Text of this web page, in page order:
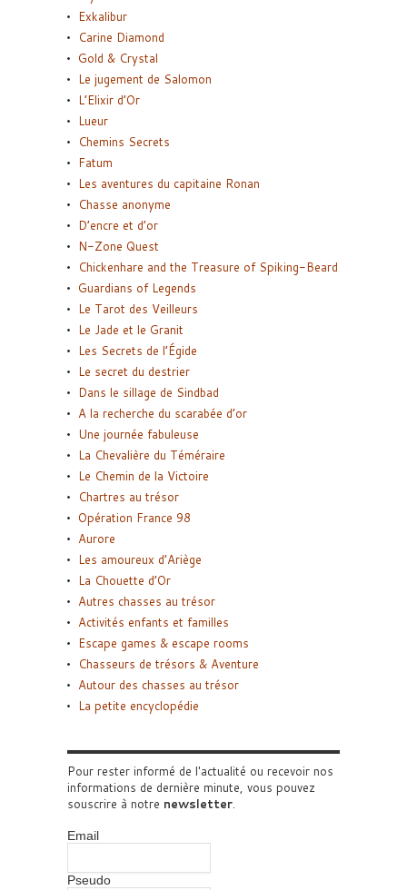
Exkalibur
Carine Diamond
Gold & Crystal
Le jugement de Salomon
L’Elixir d’Or
Lueur
Chemins Secrets
Fatum
Les aventures du capitaine Ronan
Chasse anonyme
D’encre et d’or
N-Zone Quest
Chickenhare and the Treasure of Spiking-Beard
Guardians of Legends
Le Tarot des Veilleurs
Le Jade et le Granit
Les Secrets de l’Égide
Le secret du destrier
Dans le sillage de Sindbad
A la recherche du scarabée d’or
Une journée fabuleuse
La Chevalière du Téméraire
Le Chemin de la Victoire
Chartres au trésor
Opération France 98
Aurore
Les amoureux d’Ariège
La Chouette d’Or
Autres chasses au trésor
Activités enfants et familles
Escape games & escape rooms
Chasseurs de trésors & Aventure
Autour des chasses au trésor
La petite encyclopédie
Pour rester informé de l'actualité ou recevoir nos
informations de dernière minute, vous pouvez
souscrire à notre newsletter.
Email
Pseudo